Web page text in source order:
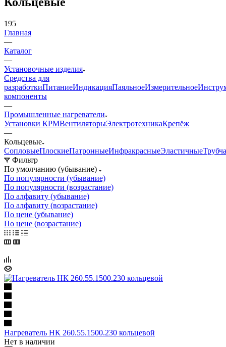
195
Главная
—
Каталог
—
Установочные изделия
Средства для
разработкиПитаниеИндикацияПаяльноеИзмерительное
компоненты
—
Промышленные нагреватели
Установки КРМВентиляторыЭлектротехникаКрепёж
—
Кольцевые
СопловыеПлоскиеПатронныеИнфракрасныеЭластичные
Фильтр
По умолчанию (убывание)
По популярности (убывание)
По популярности (возрастание)
По алфавиту (убывание)
По алфавиту (возрастание)
По цене (убывание)
По цене (возрастание)
Нагреватель НК 260.55.1500.230 кольцевой
Нет в наличии